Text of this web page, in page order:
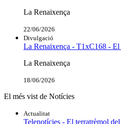
La Renaixença
22/06/2026
Divulgació
La Renaixença - T1xC168 -
La Renaixença
18/06/2026
El més vist de Notícies
Actualitat
Telenotícies - El terratrèmol